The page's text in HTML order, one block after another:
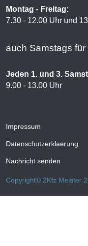
Montag - Freitag:
7.30 - 12.00 Uhr und
auch Samstags für
Jeden 1. und 3.
9.00 - 13.00 Uhr
Impressum
Datenschutzerklaerung
Nachricht senden
Copyright© 2Kfz Meister